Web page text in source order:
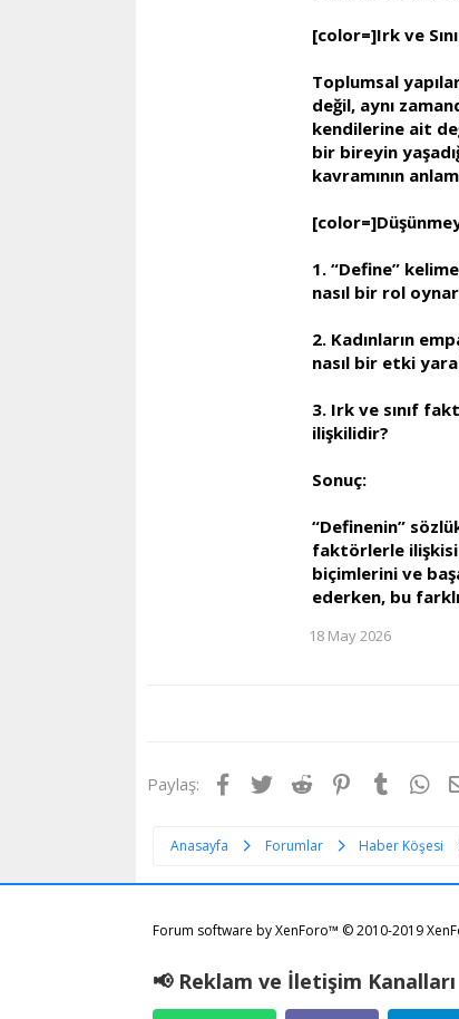
[color=]Irk ve
Toplumsal
değil, aynı
kendilerine ait
bir bireyin
kavramının
1. “Define”
nasıl bir rol
2. Kadınların
nasıl bir etki
3. Irk ve sınıf
ilişkilidir?
Sonuç:
“Definenin”
faktörlerle ilişkisi
biçimlerini ve
ederken, bu
18 May 2026
Paylaş: Facebook
TwitterReddit Pinterest
Tumblr
Anasayfa Forumlar Haber Köşesi
Forum software by XenForo™ © 2010-2019
📢 Reklam ve İletişim Kanalları